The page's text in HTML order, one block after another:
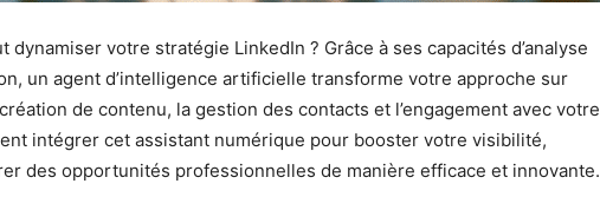
dynamiser votre stratégie LinkedIn ? Grâce à ses capacités d’analyse
un agent d’intelligence artificielle transforme votre approche sur
de contenu, la gestion des contacts et l’engagement avec votre
intégrer cet assistant numérique pour booster votre visibilité,
des opportunités professionnelles de manière efficace et innovante.